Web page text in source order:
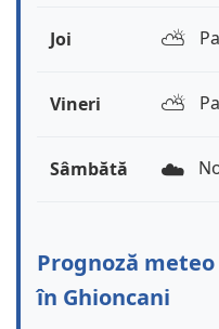
Joi ⛅️
Vineri ⛅️
Sâmbătă ☁️
Prognoză
în Ghioncani